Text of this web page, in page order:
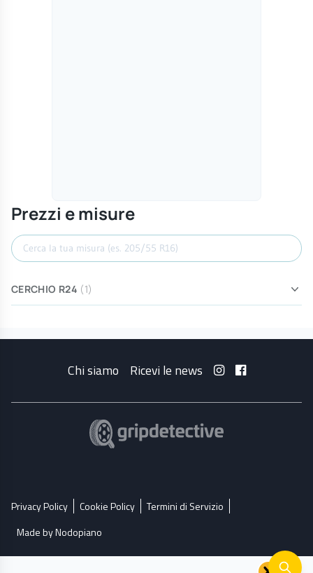
Prezzi e misure
Cerca misura
CERCHIO R24 (1)
Chi siamo Ricevi le news
Privacy Policy Cookie Policy
Termini di Servizio
Made by Nodopiano